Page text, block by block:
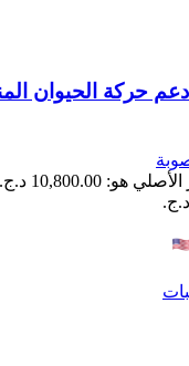
هو: 10,800.00 د.ج.